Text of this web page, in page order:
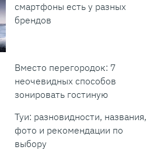
смартфоны есть у разных
брендов
Вместо перегородок: 7
неочевидных способов
зонировать гостиную
Туи: разновидности, названия,
фото и рекомендации по
выбору